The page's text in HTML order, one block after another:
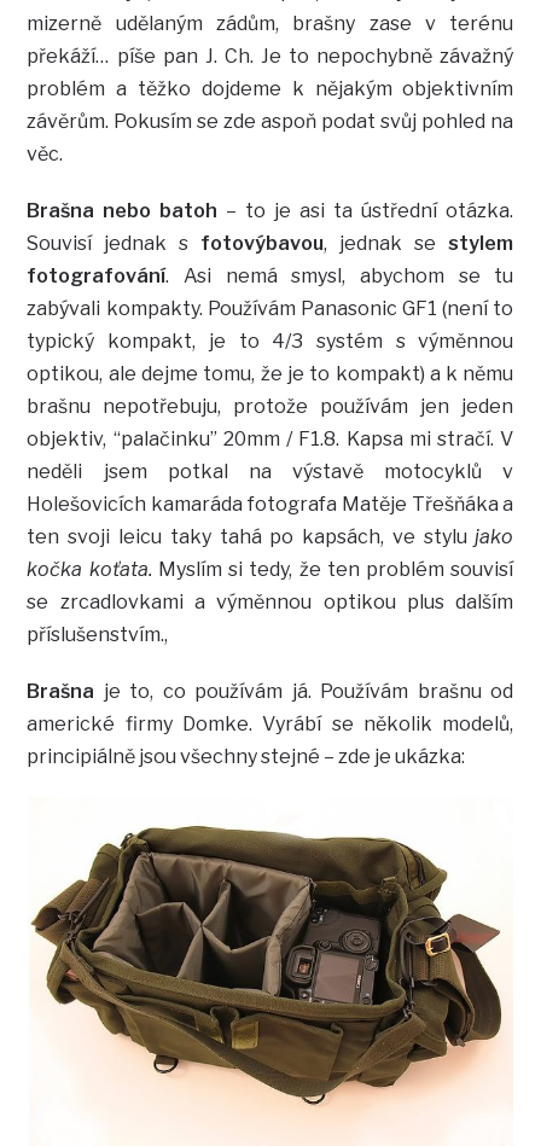
mizerně udělaným zádům, brašny zase v terénu
překáží… píše pan J. Ch. Je to nepochybně závažný
problém a těžko dojdeme k nějakým objektivním
závěrům. Pokusím se zde aspoň podat svůj pohled na
věc.
Brašna nebo batoh – to je asi ta ústřední otázka.
Souvisí jednak s fotovýbavou, jednak sestylem
fotografování. Asi nemá smysl, abychom se tu
zabývali kompakty. Používám Panasonic GF1 (není to
typický kompakt, je to 4/3 systém s výměnnou
optikou, ale dejme tomu, že je to kompakt) a k němu
brašnu nepotřebuju, protože používám jen jeden
objektiv, “palačinku” 20mm / F1.8. Kapsa mi stračí. V
neděli jsem potkal na výstavě motocyklů v
Holešovicích kamaráda fotografa Matěje Třešňáka a
ten svoji leicu taky tahá po kapsách, ve stylujako
kočka koťata. Myslím si tedy, že ten problém souvisí
se zrcadlovkami a výměnnou optikou plus dalším
příslušenstvím.,
Brašna je to, co používám já. Používám brašnu od
americké firmy Domke. Vyrábí se několik modelů,
principiálně jsou všechny stejné – zde je ukázka: